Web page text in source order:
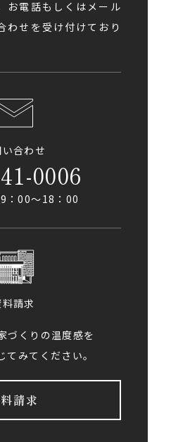
お電話もしくはメール
わせを受け付けており
い合わせ
0006
：00〜18：00
料請求
づくりの温度感を
てみてください。
請求